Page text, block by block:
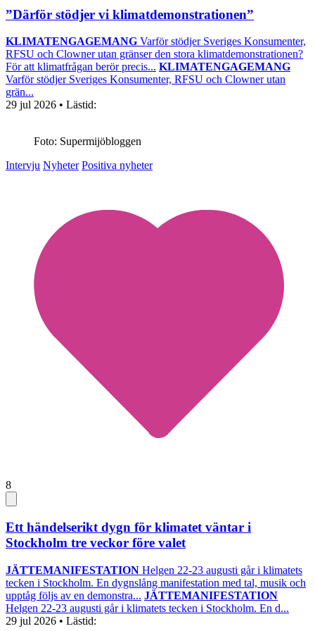
”Därför stödjer vi klimatdemonstrationen”
KLIMATENGAGEMANG Varför stödjer Sveriges Konsumenter,
RFSU och Clowner utan gränser den stora klimatdemonstrationen?
För att klimatfrågan berör precis... KLIMATENGAGEMANG
Varför stödjer Sveriges Konsumenter, RFSU och Clowner utan
grän...
29 jul 2026 • Lästid:
Foto: Supermijöbloggen
Intervju Nyheter Positiva nyheter
8
Ett händelserikt dygn för klimatet väntar i
Stockholm tre veckor före valet
JÄTTEMANIFESTATION Helgen 22-23 augusti går i klimatets
tecken i Stockholm. En dygnslång manifestation med tal, musik och
upptåg följs av en demonstra... JÄTTEMANIFESTATION
Helgen 22-23 augusti går i klimatets tecken i Stockholm. En d...
29 jul 2026 • Lästid: